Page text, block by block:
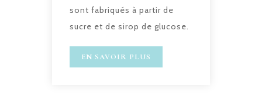
sont fabriqués à partir de
sucre et de sirop de glucose.
EN SAVOIR PLUS